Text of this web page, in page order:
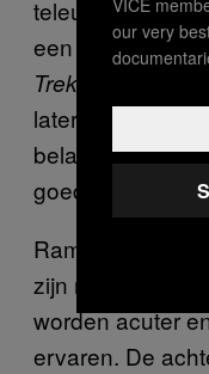
teleurgesteld:
een beetje het
Trek
later
belangrijk idee,
goed.”
Rampen als
zijn nu
worden acuter
ervaren. De
our very